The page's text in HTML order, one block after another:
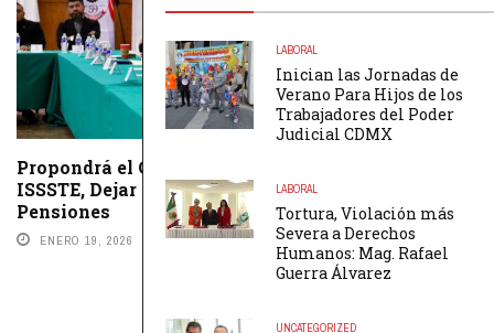
Propondrá el Congreso del Trabajo al IMSS e
ISSSTE, Dejar de Utilizar la UMA Para el Pago de
Pensiones
ENERO 19, 2026 BYREDACCIÓN
LABORAL
Inician las Jornadas de
Verano Para Hijos de los
Trabajadores del Poder
Judicial CDMX
LABORAL
Tortura, Violación más
Severa a Derechos
Humanos: Mag. Rafael
Guerra Álvarez
UNCATEGORIZED